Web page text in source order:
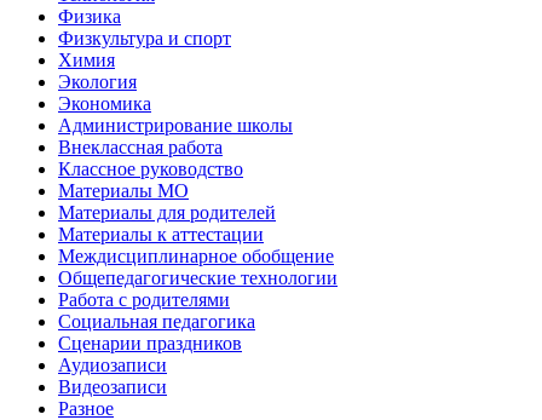
Физика
Физкультура и спорт
Химия
Экология
Экономика
Администрирование школы
Внеклассная работа
Классное руководство
Материалы МО
Материалы для родителей
Материалы к аттестации
Междисциплинарное обобщение
Общепедагогические технологии
Работа с родителями
Социальная педагогика
Сценарии праздников
Аудиозаписи
Видеозаписи
Разное